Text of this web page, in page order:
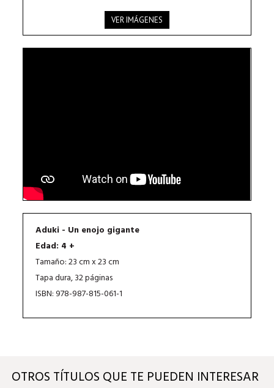
VER IMÁGENES
Aduki - Un enojo gigante
Edad: 4 +
Tamaño: 23 cm x 23 cm
Tapa dura, 32 páginas
ISBN: 978-987-815-061-1
OTROS TÍTULOS QUE TE PUEDEN INTERESAR